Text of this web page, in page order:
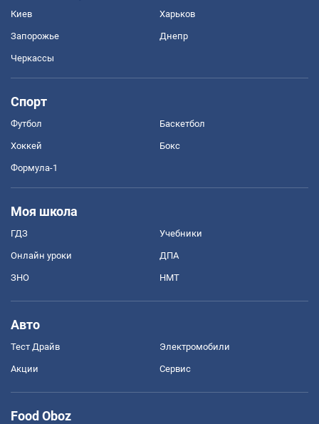
Киев Харьков
Запорожье Днепр
Черкассы
Спорт
Футбол Баскетбол
Хоккей Бокс
Формула-1
Моя школа
ГДЗ Учебники
Онлайн уроки ДПА
ЗНО НМТ
Авто
Тест Драйв Электромобили
Акции Сервис
Food Oboz